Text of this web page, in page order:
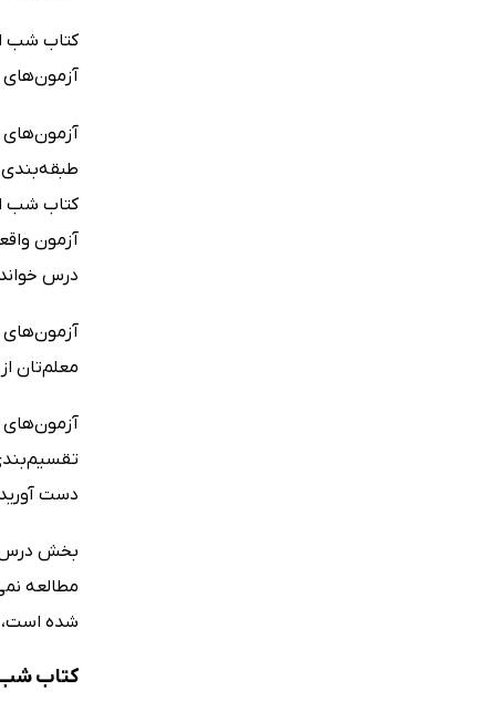
کتاب شب
آزمون
درس
معلم‌تان
دست
بخش
شده است،
کتاب شب امتحان فلسفه 1